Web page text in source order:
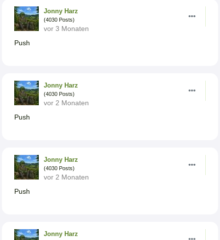
Jonny Harz
(4030 Posts)
vor 3 Monaten
Push
Jonny Harz
(4030 Posts)
vor 2 Monaten
Push
Jonny Harz
(4030 Posts)
vor 2 Monaten
Push
Jonny Harz